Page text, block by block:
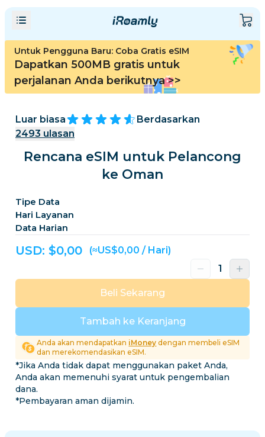
Untuk Pengguna Baru: Coba Gratis eSIM
Dapatkan 500MB gratis untuk
perjalanan Anda berikutnya>>
Luar biasa
Berdasarkan
2493 ulasan
Rencana eSIM untuk Pelancong
ke Oman
Tipe Data
Hari Layanan
Data Harian
USD: $0,00 (≈US$0,00 / Hari)
Tambah ke Keranjang
Beli Sekarang
Anda akan mendapatkan iMoney dengan membeli eSIM
dan merekomendasikan eSIM.
*Jika Anda tidak dapat menggunakan paket Anda,
Anda akan memenuhi syarat untuk pengembalian
dana.
*Pembayaran aman dijamin.